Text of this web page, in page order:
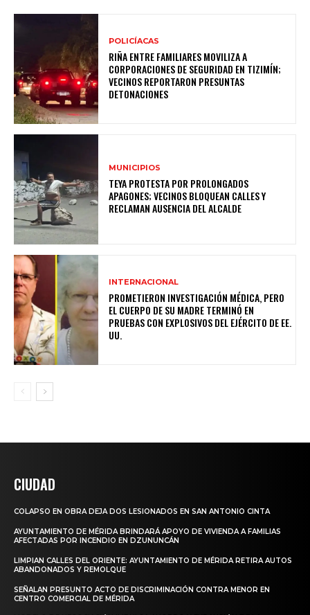
POLICÍACAS
RIÑA ENTRE FAMILIARES MOVILIZA A
CORPORACIONES DE SEGURIDAD EN TIZIMÍN;
VECINOS REPORTARON PRESUNTAS
DETONACIONES
MUNICIPIOS
TEYA PROTESTA POR PROLONGADOS
APAGONES; VECINOS BLOQUEAN CALLES Y
RECLAMAN AUSENCIA DEL ALCALDE
INTERNACIONAL
PROMETIERON INVESTIGACIÓN MÉDICA, PERO
EL CUERPO DE SU MADRE TERMINÓ EN
PRUEBAS CON EXPLOSIVOS DEL EJÉRCITO DE EE.
UU.
CIUDAD
COLAPSO EN OBRA DEJA DOS LESIONADOS EN SAN ANTONIO CINTA
AYUNTAMIENTO DE MÉRIDA BRINDARÁ APOYO DE VIVIENDA A FAMILIAS
AFECTADAS POR INCENDIO EN DZUNUNCÁN
LIMPIAN CALLES DEL ORIENTE: AYUNTAMIENTO DE MÉRIDA RETIRA AUTOS
ABANDONADOS Y REMOLQUE
SEÑALAN PRESUNTO ACTO DE DISCRIMINACIÓN CONTRA MENOR EN
CENTRO COMERCIAL DE MÉRIDA